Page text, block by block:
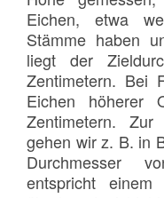
Eichen, etwa
Stämme haben
liegt der
Zentimetern. Bei
Eichen höherer
Zentimetern.
gehen wir z. B. in
Durchmesser
entspricht